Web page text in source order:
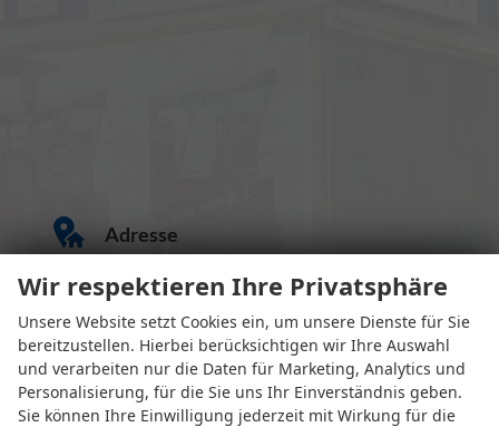
Adresse
Wir respektieren Ihre Privatsphäre
Unsere Website setzt Cookies ein, um unsere Dienste für Sie
bereitzustellen. Hierbei berücksichtigen wir Ihre Auswahl
und verarbeiten nur die Daten für Marketing, Analytics und
Personalisierung, für die Sie uns Ihr Einverständnis geben.
Sie können Ihre Einwilligung jederzeit mit Wirkung für die